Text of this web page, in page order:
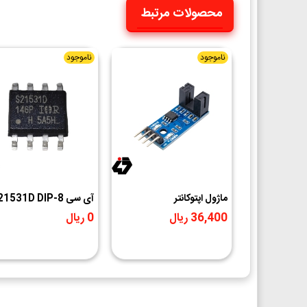
محصولات مرتبط
ناموجود
ماژول اپتوکانتر
OptoCounter
36,400 ریال
ناموجود
آی سی S 21531D DIP-8
0 ریال